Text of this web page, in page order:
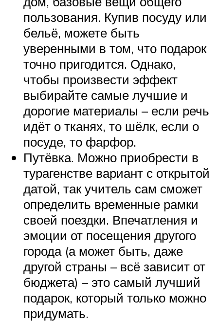
пользования. Купив посуду или
бельё, можете быть
уверенными в том, что подарок
точно пригодится. Однако,
чтобы произвести эффект
выбирайте самые лучшие и
дорогие материалы – если речь
идёт о тканях, то шёлк, если о
посуде, то фарфор.
Путёвка. Можно приобрести в
турагенстве вариант с открытой
датой, так учитель сам сможет
определить временные рамки
своей поездки. Впечатления и
эмоции от посещения другого
города (а может быть, даже
другой страны – всё зависит от
бюджета) – это самый лучший
подарок, который только можно
придумать.